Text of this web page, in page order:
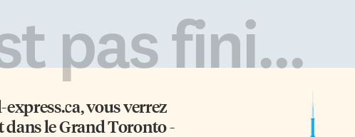
juste à l’est du Toronto Music
Gardens. Convaincus? La
connexion irlandaise Miotas, le
des milliers d’autres sites qui ont
beaucoup plus de moyens pour
attirer les internautes», dit-elle.
Pour cette raison, l’artiste a décidé
pas fini...
express.ca, vous verrez
le Grand Toronto -